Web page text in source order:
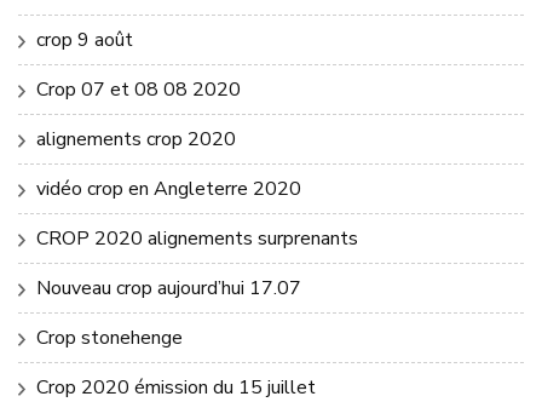
crop 9 août
Crop 07 et 08 08 2020
alignements crop 2020
vidéo crop en Angleterre 2020
CROP 2020 alignements surprenants
Nouveau crop aujourd’hui 17.07
Crop stonehenge
Crop 2020 émission du 15 juillet